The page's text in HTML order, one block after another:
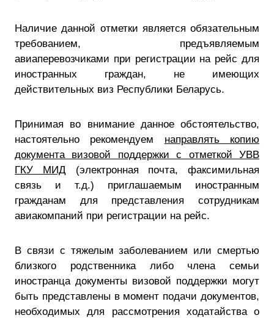
Наличие данной отметки является обязательным
требованием, предъявляемым
авиаперевозчиками при регистрации на рейс для
иностранных граждан, не имеющих
действительных виз Республики Беларусь.
Принимая во внимание данное обстоятельство,
настоятельно рекомендуем направлять копию
документа визовой поддержки с отметкой УВВ
ГКУ МИД(электронная почта, факсимильная
связь и т.д.) приглашаемым иностранным
гражданам для представления сотрудникам
авиакомпаний при регистрации на рейс.
В связи с тяжелым заболеванием или смертью
близкого родственника либо члена семьи
иностранца документы визовой поддержки могут
быть представлены в момент подачи документов,
необходимых для рассмотрения ходатайства о